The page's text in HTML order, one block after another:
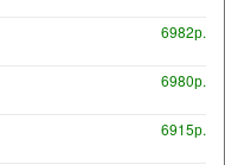
6982р.
6980р.
6915р.